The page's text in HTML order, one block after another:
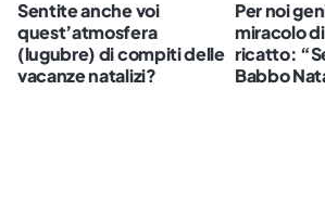
Sentite anche voi
quest’atmosfera
(lugubre) di compiti delle
vacanze natalizi?
Per noi
miracolo
ricatto:
Babbo